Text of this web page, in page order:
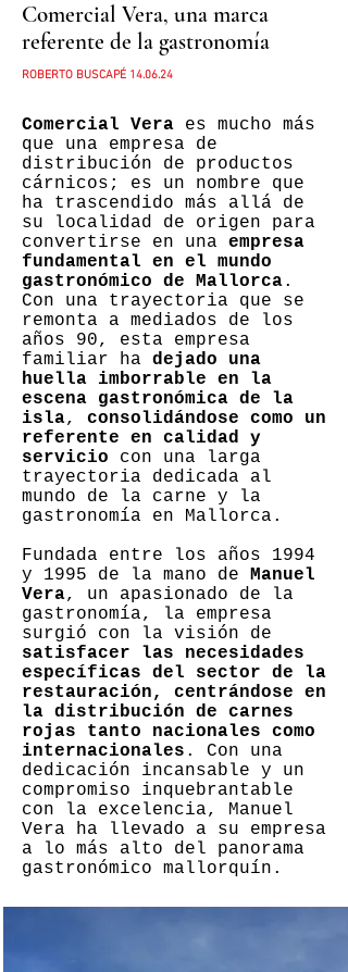
Comercial Vera, una marca
referente de la gastronomía
ROBERTO BUSCAPÉ 14.06.24
Comercial Vera es mucho más
que una empresa de
distribución de productos
cárnicos; es un nombre que
ha trascendido más allá de
su localidad de origen para
convertirse en una empresa
fundamental en el mundo
gastronómico de Mallorca.
Con una trayectoria que se
remonta a mediados de los
años 90, esta empresa
familiar ha dejado una
huella imborrable en la
escena gastronómica de la
isla, consolidándose como un
referente en calidad y
servicio con una larga
trayectoria dedicada al
mundo de la carne y la
gastronomía en Mallorca.
Fundada entre los años 1994
y 1995 de la mano de Manuel
Vera, un apasionado de la
gastronomía, la empresa
surgió con la visión de
satisfacer las necesidades
específicas del sector de la
restauración, centrándose en
la distribución de carnes
rojas tanto nacionales como
internacionales . Con una
dedicación incansable y un
compromiso inquebrantable
con la excelencia, Manuel
Vera ha llevado a su empresa
a lo más alto del panorama
gastronómico mallorquín.